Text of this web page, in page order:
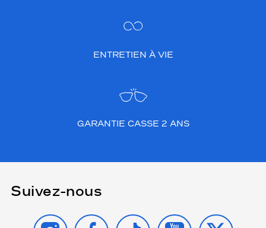
ENTRETIEN À VIE
GARANTIE CASSE 2 ANS
Suivez-nous
INSTAGRAMFACEBOOK
TIKTOK YOUTUBE
X